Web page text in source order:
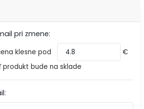
pri zmene:
klesne pod €
produkt bude na sklade